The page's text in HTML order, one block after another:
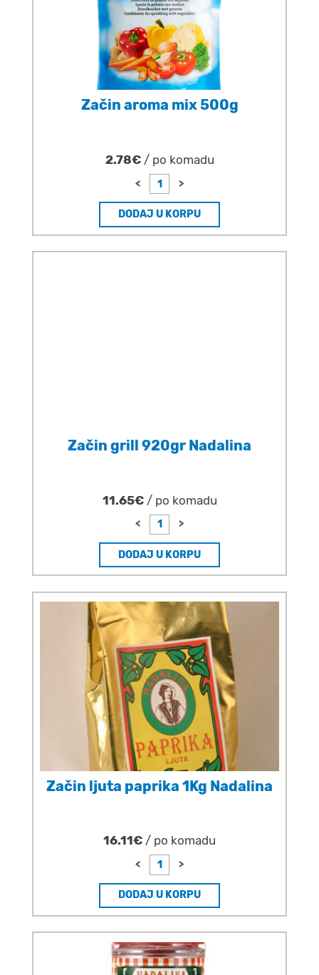
Začin aroma mix 500g
2.78€ / po komadu
< >
DODAJ U KORPU
Začin grill 920gr Nadalina
11.65€ / po komadu
< >
DODAJ U KORPU
Začin ljuta paprika 1Kg Nadalina
16.11€ / po komadu
< >
DODAJ U KORPU